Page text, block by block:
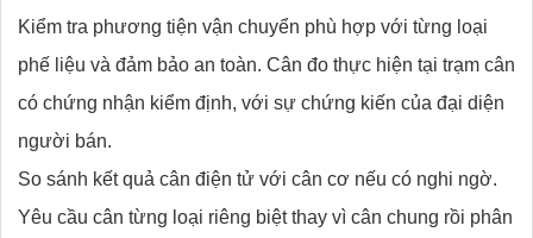
Kiểm tra phương tiện vận chuyển phù hợp với từng loại
phế liệu và đảm bảo an toàn. Cân đo thực hiện tại trạm cân
có chứng nhận kiểm định, với sự chứng kiến của đại diện
người bán.
So sánh kết quả cân điện tử với cân cơ nếu có nghi ngờ.
Yêu cầu cân từng loại riêng biệt thay vì cân chung rồi phân